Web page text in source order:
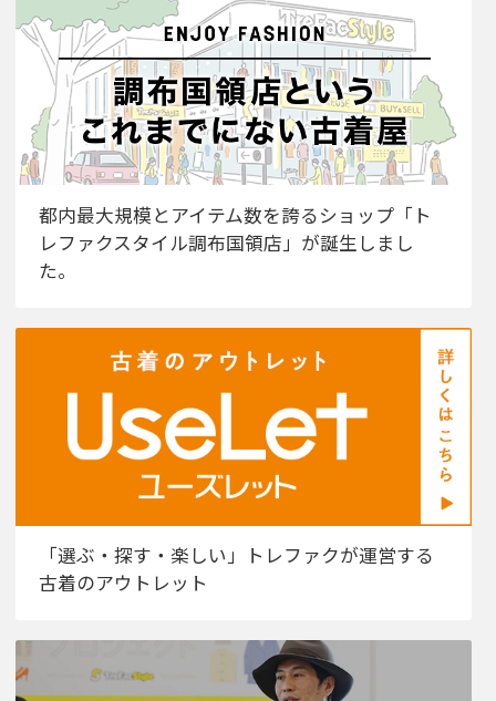
都内最大規模とアイテム数を誇るショップ「ト
レファクスタイル調布国領店」が誕生しまし
た。
「選ぶ・探す・楽しい」トレファクが運営する
古着のアウトレット